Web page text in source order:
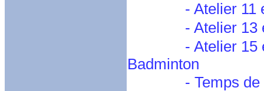
- Atelier 11 et
- Atelier 13 et
- Atelier 15 et
Badminton
- Temps de